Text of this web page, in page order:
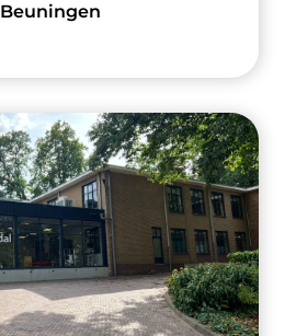
Beuningen